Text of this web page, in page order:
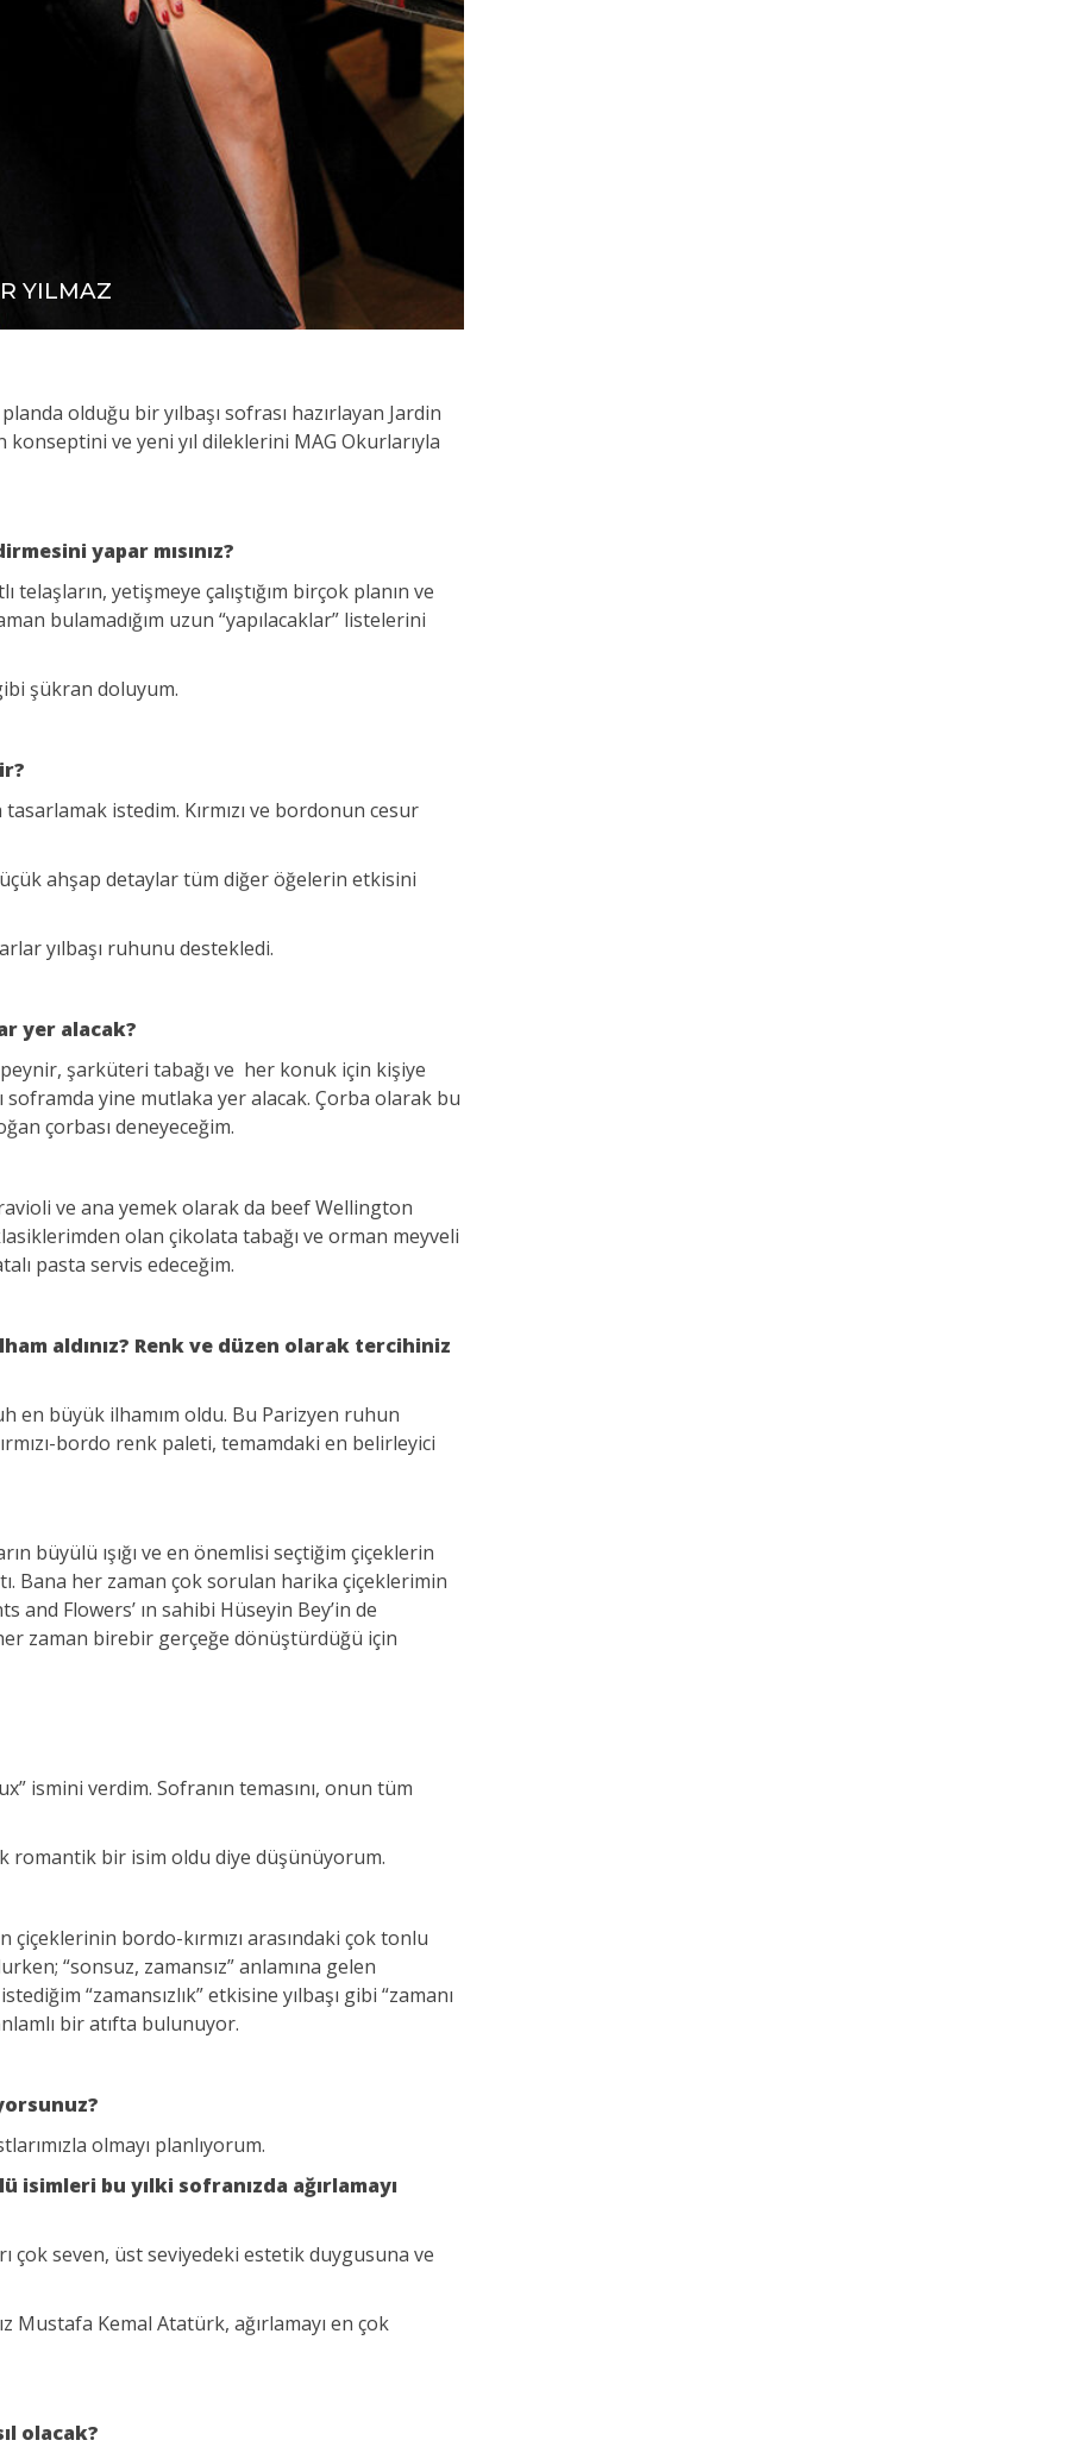
YILMAZ
olduğu bir yılbaşı sofrası hazırlayan Jardin
konseptini ve yeni yıl dileklerini MAG Okurlarıyla
yapar mısınız?
telaşların, yetişmeye çalıştığım birçok planın ve
bulamadığım uzun “yapılacaklar” listelerini
şükran doluyum.
istedim. Kırmızı ve bordonun cesur
ahşap detaylar tüm diğer öğelerin etkisini
yılbaşı ruhunu destekledi.
yer alacak?
şarküteri tabağı ve her konuk için kişiye
soframda yine mutlaka yer alacak. Çorba olarak bu
çorbası deneyeceğim.
ve ana yemek olarak da beef Wellington
olan çikolata tabağı ve orman meyveli
pasta servis edeceğim.
aldınız? Renk ve düzen olarak tercihiniz
en büyük ilhamım oldu. Bu Parizyen ruhun
bordo renk paleti, temamdaki en belirleyici
büyülü ışığı ve en önemlisi seçtiğim çiçeklerin
Bana her zaman çok sorulan harika çiçeklerimin
and Flowers’ ın sahibi Hüseyin Bey’in de
zaman birebir gerçeğe dönüştürdüğü için
ismini verdim. Sofranın temasını, onun tüm
romantik bir isim oldu diye düşünüyorum.
bordo-kırmızı arasındaki çok tonlu
“sonsuz, zamansız” anlamına gelen
“zamansızlık” etkisine yılbaşı gibi “zamanı
bir atıfta bulunuyor.
olmayı planlıyorum.
isimleri bu yılki sofranızda ağırlamayı
çok seven, üst seviyedeki estetik duygusuna ve
Mustafa Kemal Atatürk, ağırlamayı en çok
olacak?